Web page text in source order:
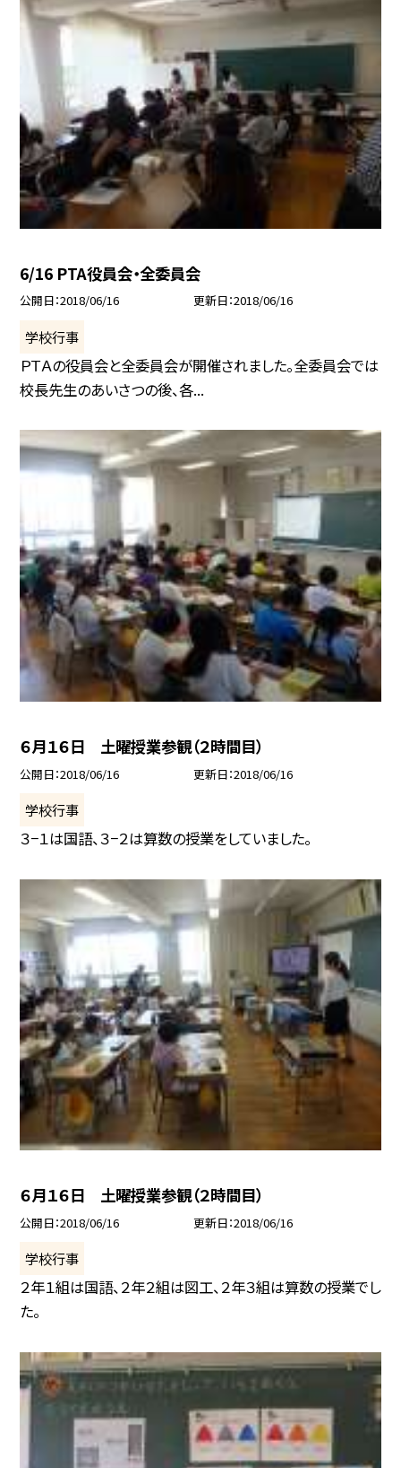
6/16 PTA役員会・全委員会
公開日 2018/06/16 更新日 2018/06/16
学校行事
ＰＴＡの役員会と全委員会が開催されました。全委員会では
校長先生のあいさつの後、各...
６月１６日 土曜授業参観（２時間目）
公開日 2018/06/16 更新日 2018/06/16
学校行事
３−１は国語、３−２は算数の授業をしていました。
６月１６日 土曜授業参観（２時間目）
公開日 2018/06/16 更新日 2018/06/16
学校行事
２年１組は国語、２年２組は図工、２年３組は算数の授業でし
た。